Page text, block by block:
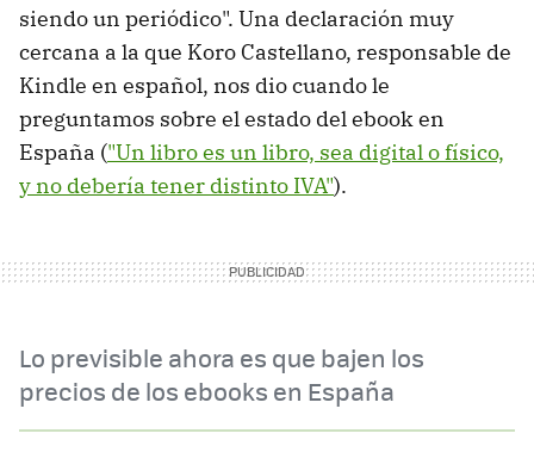
siendo un periódico". Una declaración muy
cercana a la que Koro Castellano, responsable de
Kindle en español, nos dio cuando le
preguntamos sobre el estado del ebook en
España ("Un libro es un libro, sea digital o físico,
y no debería tener distinto IVA").
Lo previsible ahora es que bajen los
precios de los ebooks en España